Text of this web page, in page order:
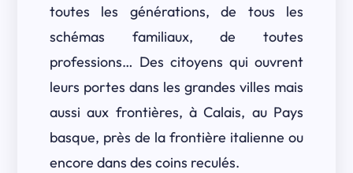
toutes les générations, de tous les
schémas familiaux, de toutes
professions… Des citoyens qui ouvrent
leurs portes dans les grandes villes mais
aussi aux frontières, à Calais, au Pays
basque, près de la frontière italienne ou
encore dans des coins reculés.